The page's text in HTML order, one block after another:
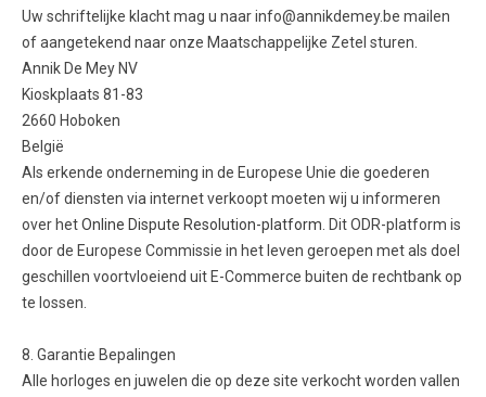
Uw schriftelijke klacht mag u naar info@annikdemey.be mailen
of aangetekend naar onze Maatschappelijke Zetel sturen.
Annik De Mey NV
Kioskplaats 81-83
2660 Hoboken
België
Als erkende onderneming in de Europese Unie die goederen
en/of diensten via internet verkoopt moeten wij u informeren
over hetOnline Dispute Resolution-platform . Dit ODR-platform is
door de Europese Commissie in het leven geroepen met als doel
geschillen voortvloeiend uit E-Commerce buiten de rechtbank op
te lossen.
8. Garantie Bepalingen
Alle horloges en juwelen die op deze site verkocht worden vallen